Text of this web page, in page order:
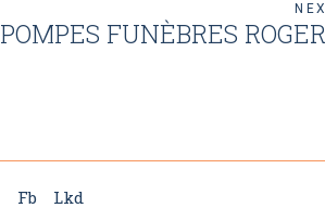
POMPES FUNÈBRES
Fb Lkd